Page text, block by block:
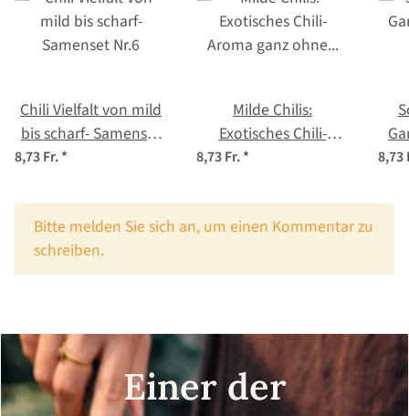
Chili Vielfalt von mild
bis scharf- Samenset
8,73 Fr.*
Milde Chilis:
Exotisches Chili-
Aroma ganz ohne
Nr. 3
8,73 Fr.* 8,73
x
Bitte melden Sie sich an, um einen Kommentar zu
schreiben.
Einer der